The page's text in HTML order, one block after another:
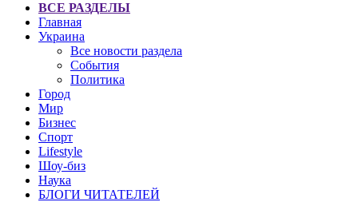
ВСЕ РАЗДЕЛЫ
Главная
Украина
Все новости раздела
События
Политика
Город
Мир
Бизнес
Спорт
Lifestyle
Шоу-биз
Наука
БЛОГИ ЧИТАТЕЛЕЙ